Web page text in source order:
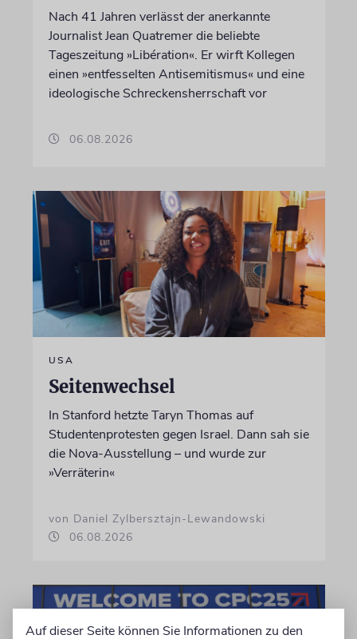
Nach 41 Jahren verlässt der anerkannte
Journalist Jean Quatremer die beliebte
Tageszeitung »Libération«. Er wirft Kollegen
einen »entfesselten Antisemitismus« und eine
ideologische Schreckensherrschaft vor
06.08.2026
USA
Seitenwechsel
In Stanford hetzte Taryn Thomas auf
Studentenprotesten gegen Israel. Dann sah sie
die Nova-Ausstellung – und wurde zur
»Verräterin«
von Daniel Zylbersztajn-Lewandowski
06.08.2026
Auf dieser Seite können Sie Informationen zu den